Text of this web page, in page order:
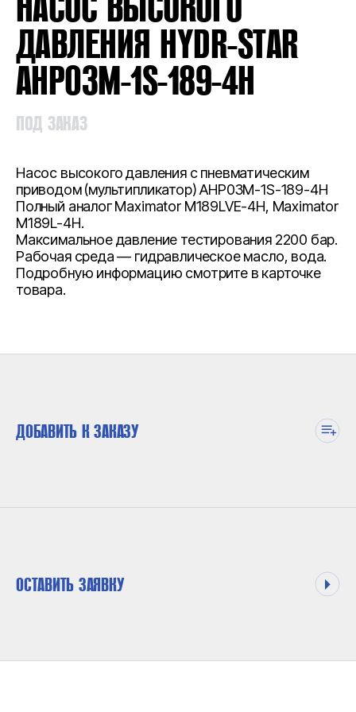
ДАВЛЕНИЯ HYDR-STAR
AHP03M-1S-189-4H
ПОД ЗАКАЗ
Насос высокого давления с пневматическим
приводом (мультипликатор) AHP03M-1S-189-4H
Полный аналог Maximator M189LVE-4H, Maximator
M189L-4H.
Максимальное давление тестирования 2200 бар.
Рабочая среда — гидравлическое масло, вода.
Подробную информацию смотрите в карточке
товара.
ДОБАВИТЬ К ЗАКАЗУ
ОСТАВИТЬ ЗАЯВКУ